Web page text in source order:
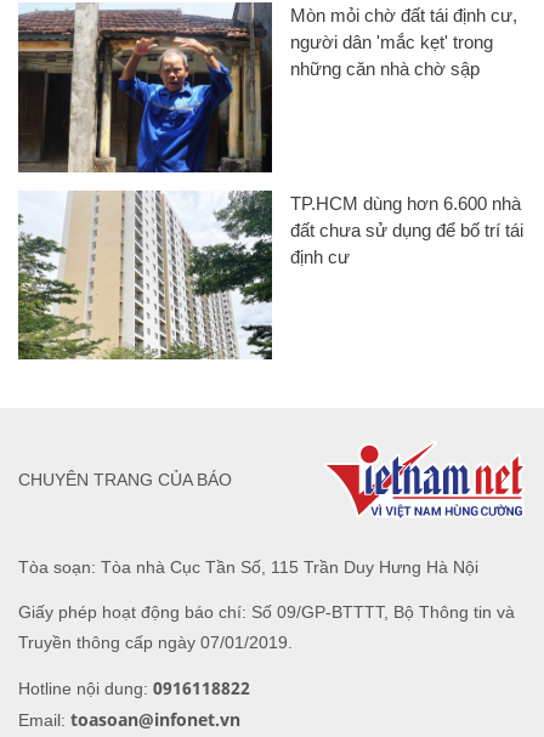
Mòn mỏi chờ đất tái định cư,
người dân 'mắc kẹt' trong
những căn nhà chờ sập
TP.HCM dùng hơn 6.600 nhà
đất chưa sử dụng để bố trí tái
định cư
Tòa soạn: Tòa nhà Cục Tần Số, 115 Trần Duy Hưng Hà Nội
Giấy phép hoạt động báo chí: Số 09/GP-BTTTT, Bộ Thông tin và
Truyền thông cấp ngày 07/01/2019.
Hotline nội dung: 0916118822
Email: toasoan@infonet.vn
CHUYÊN TRANG CỦA BÁO